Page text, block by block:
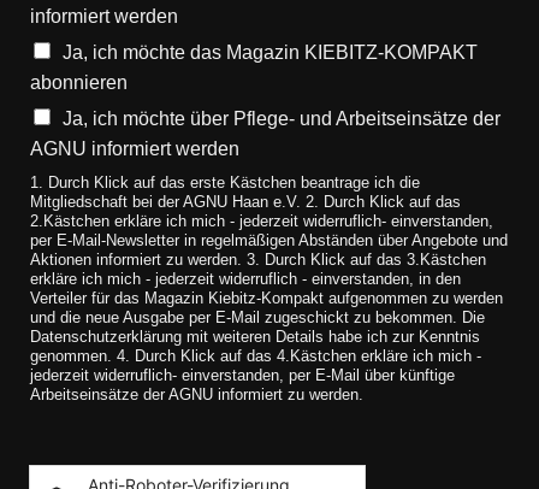
informiert werden
Ja, ich möchte das Magazin KIEBITZ-KOMPAKT
abonnieren
Ja, ich möchte über Pflege- und Arbeitseinsätze der
AGNU informiert werden
1. Durch Klick auf das erste Kästchen beantrage ich die
Mitgliedschaft bei der AGNU Haan e.V. 2. Durch Klick auf das
2.Kästchen erkläre ich mich - jederzeit widerruflich- einverstanden,
per E-Mail-Newsletter in regelmäßigen Abständen über Angebote und
Aktionen informiert zu werden. 3. Durch Klick auf das 3.Kästchen
erkläre ich mich - jederzeit widerruflich - einverstanden, in den
Verteiler für das Magazin Kiebitz-Kompakt aufgenommen zu werden
und die neue Ausgabe per E-Mail zugeschickt zu bekommen. Die
Datenschutzerklärung mit weiteren Details habe ich zur Kenntnis
genommen. 4. Durch Klick auf das 4.Kästchen erkläre ich mich -
jederzeit widerruflich- einverstanden, per E-Mail über künftige
Arbeitseinsätze der AGNU informiert zu werden.
Anti-Roboter-Verifizierung